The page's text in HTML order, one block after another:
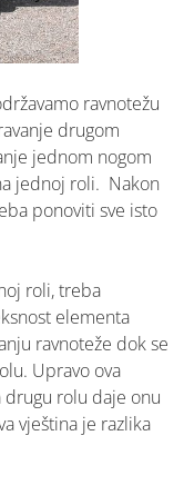
ravnotežu
drugom
jednom nogom
jednoj roli. Nakon
ponoviti sve isto
roli, treba
elementa
ravnoteže dok se
Upravo ova
rolu daje onu
vještina je razlika